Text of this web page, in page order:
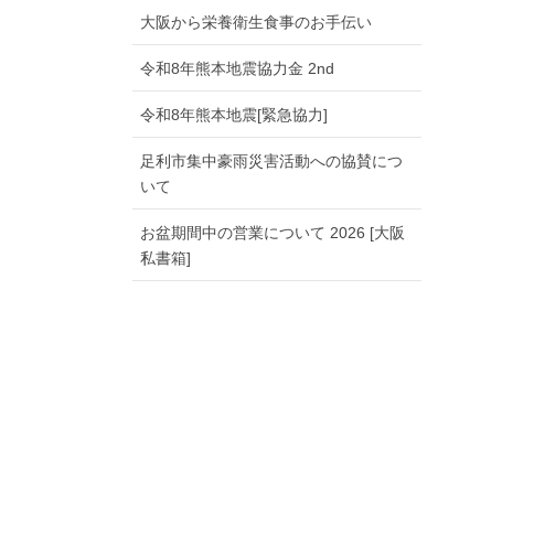
大阪から栄養衛生食事のお手伝い
令和8年熊本地震協力金 2nd
令和8年熊本地震[緊急協力]
足利市集中豪雨災害活動への協賛につ
いて
お盆期間中の営業について 2026 [大阪
私書箱]